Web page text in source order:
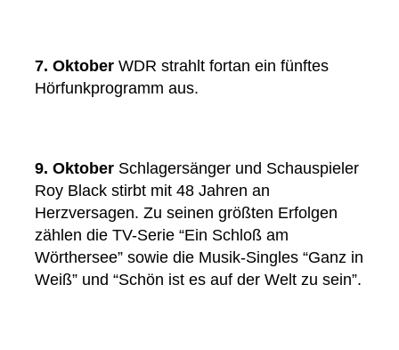
7. Oktober WDR strahlt fortan ein fünftes
Hörfunkprogramm aus.
9. Oktober Schlagersänger und Schauspieler
Roy Black stirbt mit 48 Jahren an
Herzversagen. Zu seinen größten Erfolgen
zählen die TV-Serie “Ein Schloß am
Wörthersee” sowie die Musik-Singles “Ganz in
Weiß” und “Schön ist es auf der Welt zu sein”.